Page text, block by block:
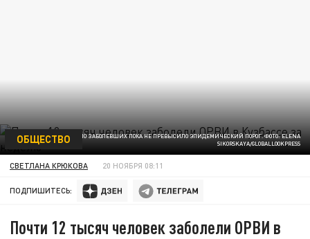
ЧИСЛО ЗАБОЛЕВШИХ ПОКА НЕ ПРЕВЫСИЛО ЭПИДЕМИЧЕСКИЙ ПОРОГ. ФОТО: ELENA
SIKORSKAYA/GLOBALLOOKPRESS
ОБЩЕСТВО
СВЕТЛАНА КРЮКОВА 20 НОЯБРЯ 08:11
ПОДПИШИТЕСЬ:
Почти 12 тысяч человек заболели ОРВИ в